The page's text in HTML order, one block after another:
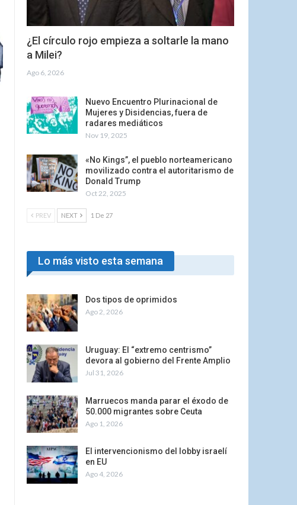
¿El círculo rojo empieza a soltarle la mano
a Milei?
Ago 6, 2026
Nuevo Encuentro Plurinacional de
Mujeres y Disidencias, fuera de
radares mediáticos
Nov 19, 2025
«No Kings”, el pueblo norteamericano
movilizado contra el autoritarismo de
Donald Trump
Oct 22, 2025
PREV NEXT 1 De 27
Lo más visto esta semana
Dos tipos de oprimidos
Ago 2, 2026
Uruguay: El “extremo centrismo”
devora al gobierno del Frente Amplio
Jul 31, 2026
Marruecos manda parar el éxodo de
50.000 migrantes sobre Ceuta
Ago 1, 2026
El intervencionismo del lobby israelí
en EU
Ago 4, 2026